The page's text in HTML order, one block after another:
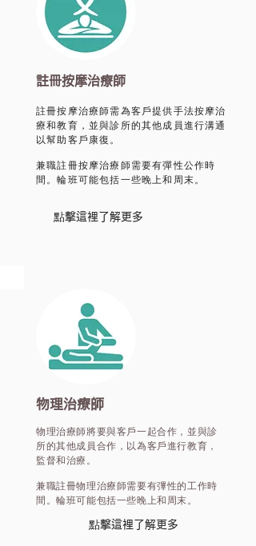
註冊按摩治療師
註冊按摩治療師需為客戶提供手法按摩治
療和教育，並與診所的其他成員進行溝通
以幫助客戶康復。
兼職註冊按摩治療師需要有彈性公作時
間。輪班可能包括一些晚上和周末。
點擊這裡了解更多
物理治療師
物理治療師將要與客戶一起合作，並與診
所的其他成員合作，以為客戶進行教育，
監督和治療。
兼職註冊物理治療師需要有彃性的工作時
間。輪班可能包括一些晚上和周末。
點擊這裡了解更多